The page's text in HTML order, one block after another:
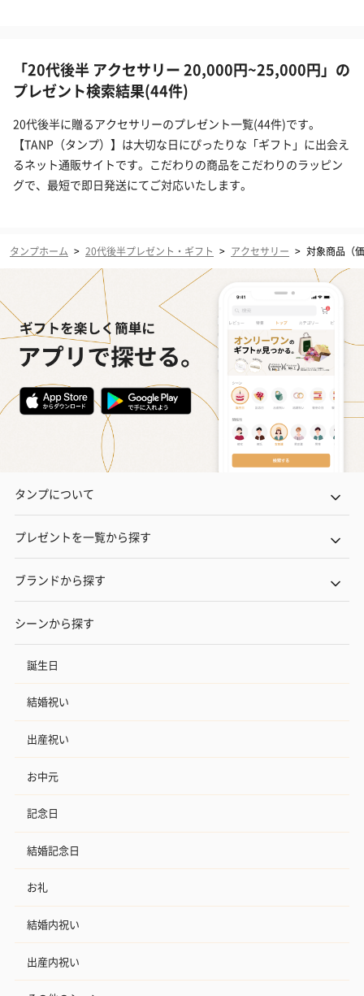
「20代後半 アクセサリー 20,000円~25,000円」の
プレゼント検索結果(44件)
20代後半に贈るアクセサリーのプレゼント一覧(44件)です。
【TANP（タンプ）】は大切な日にぴったりな「ギフト」に出会え
るネット通販サイトです。こだわりの商品をこだわりのラッピン
グで、最短で即日発送にてご対応いたします。
タンプホーム > 20代後半プレゼント・ギフト > アクセサリー > 対象商品（
タンプについて
プレゼントを一覧から探す
ブランドから探す
シーンから探す
誕生日
結婚祝い
出産祝い
お中元
記念日
結婚記念日
お礼
結婚内祝い
出産内祝い